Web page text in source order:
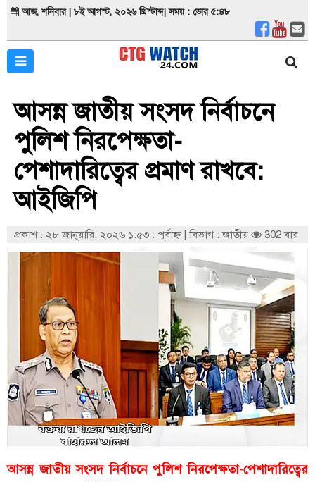
আজ, শনিবার | ৮ই আগস্ট, ২০২৬ খ্রিস্টাব্দ| সময় : ভোর ৫:৪৮
আসন্ন জাতীয় সংসদ নির্বাচনে
পুলিশ নিরপেক্ষতা-
পেশাদারিত্বের প্রমাণ রাখবে:
আইজিপি
প্রকাশ : ২৮ জানুয়ারি, ২০২৬ ১:৫৩ : পূর্বাহ্ণ |বিভাগ : জাতীয় 302 বার
আসন্ন জাতীয় সংসদ নির্বাচনে পুলিশ নিরপেক্ষতা-পেশাদারিত্বের